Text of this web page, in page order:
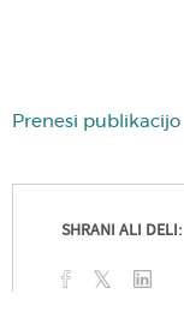
Prenesi publikacijo
SHRANI ALI DELI: